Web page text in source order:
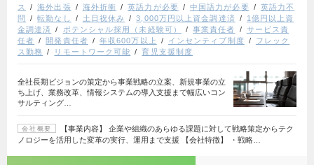
ス
海外出張 海外折衝 英語力が必要 中国語力が必要
英語力不
問
転勤なし 土日祝休み 3,000万円以上資金調達済
1億円以上資
金調達済
ポテンシャル採用（未経験可） 事業責任者
サービス責
任者
開発責任者 年収600万以上 インセンティブ制度
フレック
ス勤務
リモートワーク可能 育児支援制度
全社長期ビジョンの策定から事業戦略の立案、新規事業の立
ち上げ、業務改革、情報システムの導入支援まで幅広いコン
サルティング…
会社概要
【事業内容】 企業や組織のあらゆる課題に対して戦略策定からテク
ノロジーを活用した変革の実行、運用まで支援 【会社特徴】 ・戦略…